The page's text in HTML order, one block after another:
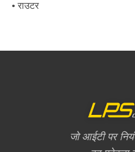
• राउटर
जो आईटी पर